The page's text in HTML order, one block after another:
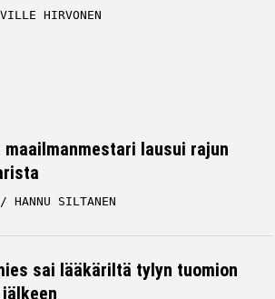
VILLE HIRVONEN
maailmanmestari lausui rajun
HANNU SILTANEN
sai lääkäriltä tylyn tuomion